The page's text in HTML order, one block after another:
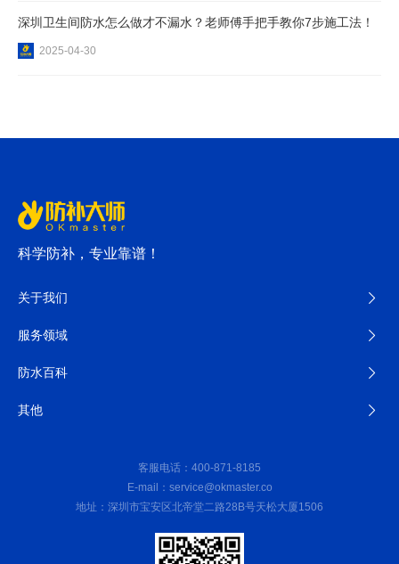
深圳卫生间防水怎么做才不漏水？老师傅手把手教你7步施工法！
2025-04-30
科学防补，专业靠谱！
关于我们
服务领域
防水百科
其他
客服电话：400-871-8185
E-mail：service@okmaster.co
地址：深圳市宝安区北帝堂二路28B号天松大厦1506